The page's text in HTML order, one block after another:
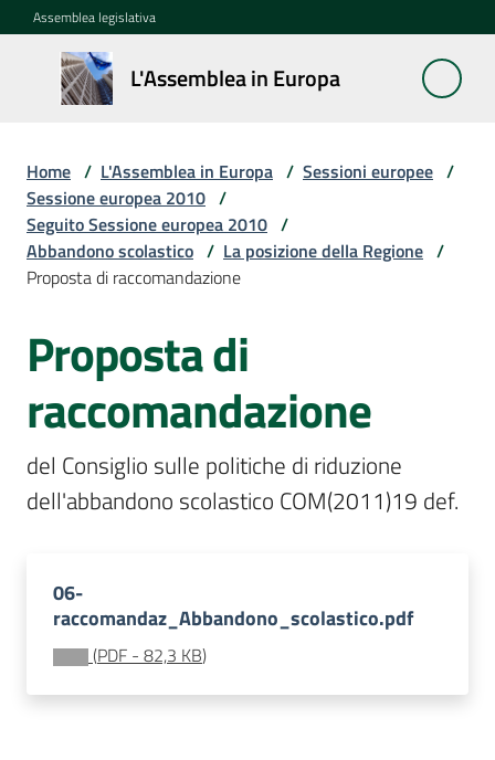
Vai al contenuto
Vai alla navigazione
Vai al footer
Assemblea legislativa
L'Assemblea in Europa
L'Assemblea
in Europa
Cos'è
la
Sessione
europea
La
Rete
regionale
Le
Sessioni
Notizie
Home / L'Assemblea in Europa / Sessioni europee /
Sessione europea 2010 /
Seguito Sessione europea 2010 /
Abbandono scolastico / La posizione della Regione /
Proposta di raccomandazione
Proposta di
raccomandazione
del Consiglio sulle politiche di riduzione
dell'abbandono scolastico COM(2011)19 def.
06-
raccomandaz_Abbandono_scolastico.pdf
(PDF - 82,3 KB)